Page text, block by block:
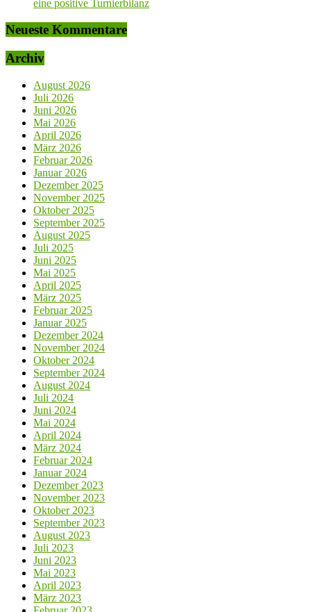
eine positive Turnierbilanz
Neueste Kommentare
Archiv
August 2026
Juli 2026
Juni 2026
Mai 2026
April 2026
März 2026
Februar 2026
Januar 2026
Dezember 2025
November 2025
Oktober 2025
September 2025
August 2025
Juli 2025
Juni 2025
Mai 2025
April 2025
März 2025
Februar 2025
Januar 2025
Dezember 2024
November 2024
Oktober 2024
September 2024
August 2024
Juli 2024
Juni 2024
Mai 2024
April 2024
März 2024
Februar 2024
Januar 2024
Dezember 2023
November 2023
Oktober 2023
September 2023
August 2023
Juli 2023
Juni 2023
Mai 2023
April 2023
März 2023